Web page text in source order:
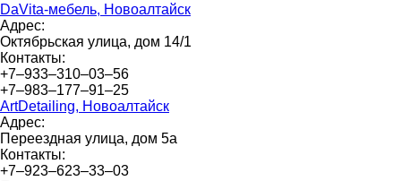
DaVita-мебель, Новоалтайск
Адрес:
Октябрьская улица, дом 14/1
Контакты:
+7‒933‒310‒03‒56
+7‒983‒177‒91‒25
ArtDetailing, Новоалтайск
Адрес:
Переездная улица, дом 5а
Контакты:
+7‒923‒623‒33‒03